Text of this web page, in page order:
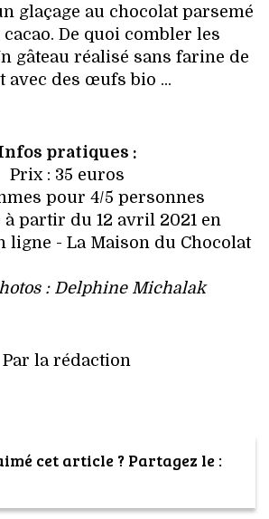
glaçage au chocolat parsemé
De quoi combler les
gâteau réalisé sans farine de
avec des œufs bio ...
pratiques :
Prix : 35 euros
pour 4/5 personnes
partir du 12 avril 2021 en
ligne - La Maison du Chocolat
: Delphine Michalak
Par la rédaction
cet article ? Partagez le :